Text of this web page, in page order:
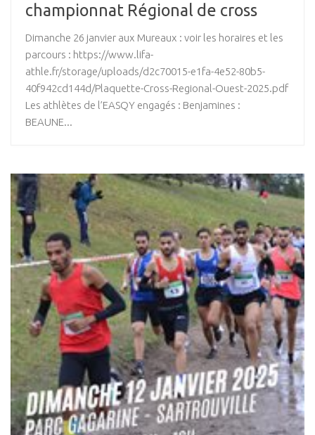
championnat Régional de cross
Dimanche 26 janvier aux Mureaux : voir les horaires et les
parcours : https://www.lifa-
athle.fr/storage/uploads/d2c70015-e1fa-4e52-80b5-
40f942cd144d/Plaquette-Cross-Regional-Ouest-2025.pdf
Les athlètes de l’EASQY engagés : Benjamines :
BEAUNE...